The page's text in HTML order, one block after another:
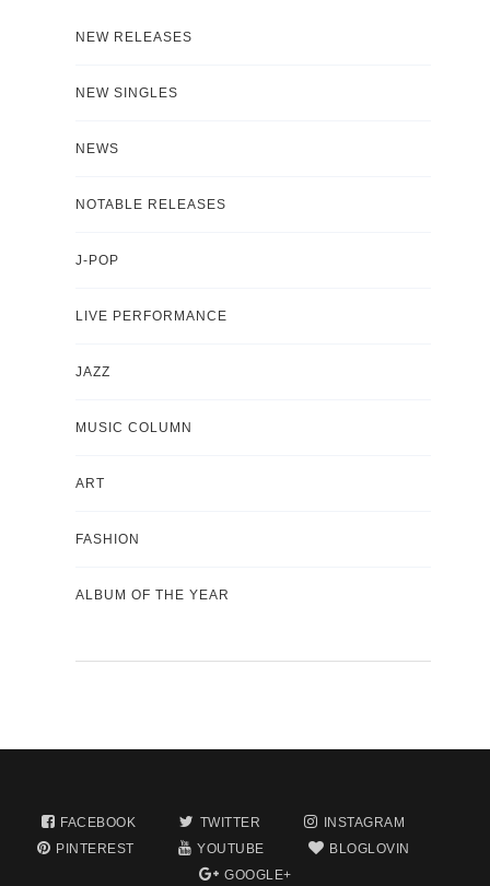
NEW RELEASES
NEW SINGLES
NEWS
NOTABLE RELEASES
J-POP
LIVE PERFORMANCE
JAZZ
MUSIC COLUMN
ART
FASHION
ALBUM OF THE YEAR
FACEBOOK TWITTER
INSTAGRAM
PINTEREST
YOUTUBE
BLOGLOVIN
GOOGLE+